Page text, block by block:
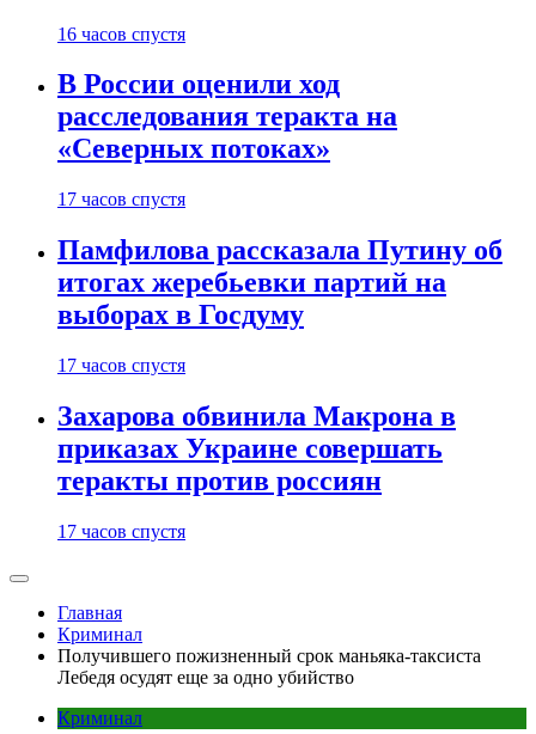
16 часов спустя
В России оценили ход
расследования теракта на
«Северных потоках»
17 часов спустя
Памфилова рассказала Путину об
итогах жеребьевки партий на
выборах в Госдуму
17 часов спустя
Захарова обвинила Макрона в
приказах Украине совершать
теракты против россиян
17 часов спустя
Главная
Криминал
Получившего пожизненный срок маньяка-таксиста
Лебедя осудят еще за одно убийство
Криминал